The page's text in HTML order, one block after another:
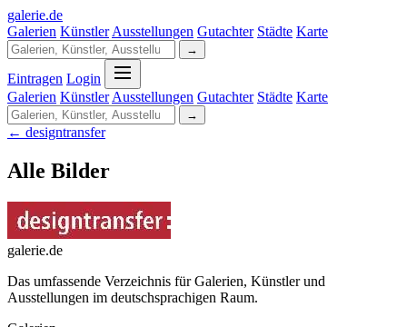
galerie.de
Galerien Künstler Ausstellungen Gutachter Städte Karte
→
Eintragen Login
Galerien Künstler Ausstellungen Gutachter Städte Karte
→
← designtransfer
Alle Bilder
galerie.de
Das umfassende Verzeichnis für Galerien, Künstler und
Ausstellungen im deutschsprachigen Raum.